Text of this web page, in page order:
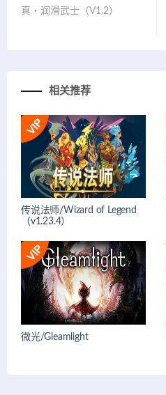
真・润滑武士（V1.2）
相关推荐
传说法师/Wizard of Legend
（v1.23.4）
微光/Gleamlight